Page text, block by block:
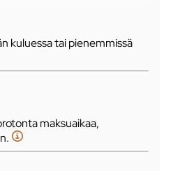
kuluessa tai pienemmissä
maksuaikaa,